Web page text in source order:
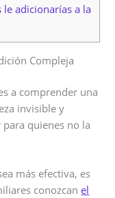
adicionarías a la
Compleja
a comprender una
invisible y
quienes no la
más efectiva, es
conozcanel